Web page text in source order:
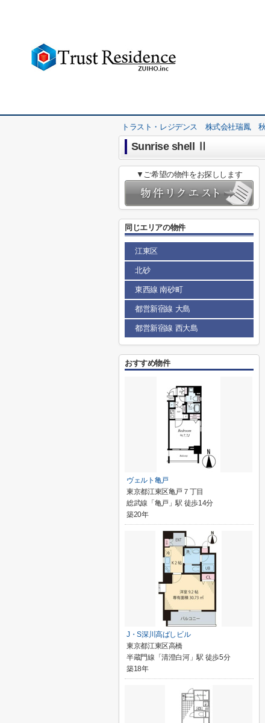
トラスト・レジデンス 株式会社瑞鳳
Sunrise shell Ⅱ
▼ご希望の物件をお探しします
同じエリアの物件
江東区
北砂
東西線 南砂町
都営新宿線 大島
都営新宿線 西大島
おすすめ物件
ヴェルト亀戸
東京都江東区亀戸７丁目
総武線「亀戸」駅 徒歩14分
築20年
J・S深川高ばしビル
東京都江東区高橋
半蔵門線「清澄白河」駅 徒歩5分
築18年